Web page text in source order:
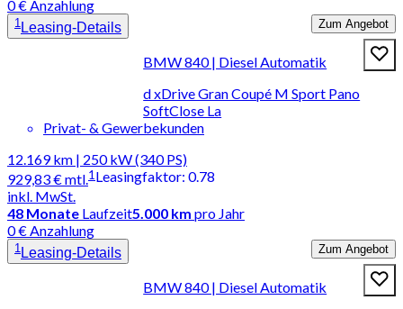
0 € Anzahlung
1 Leasing-Details Zum Angebot
BMW 840 | Diesel Automatik
d xDrive Gran Coupé M Sport Pano
SoftClose La
Privat- & Gewerbekunden
12.169 km | 250 kW (340 PS)
929,83 €mtl.1
inkl. MwSt.
Leasingfaktor: 0.78
48 Monate Laufzeit5.000 km pro Jahr
0 € Anzahlung
1Leasing-Details Zum Angebot
BMW 840 | Diesel Automatik